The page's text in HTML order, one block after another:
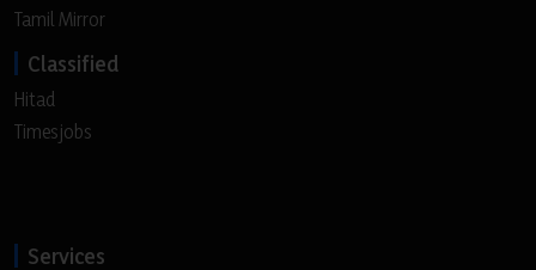
Tamil Mirror
Classified
Hitad
Timesjobs
Services